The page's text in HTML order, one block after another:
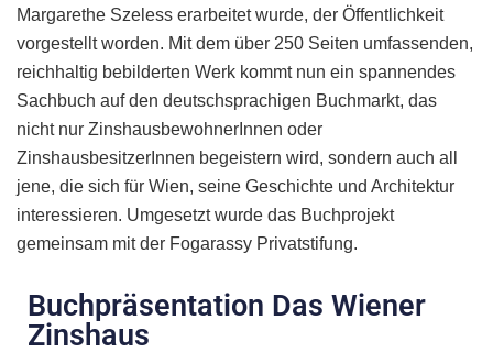
Margarethe Szeless erarbeitet wurde, der Öffentlichkeit
vorgestellt worden. Mit dem über 250 Seiten umfassenden,
reichhaltig bebilderten Werk kommt nun ein spannendes
Sachbuch auf den deutschsprachigen Buchmarkt, das
nicht nur ZinshausbewohnerInnen oder
ZinshausbesitzerInnen begeistern wird, sondern auch all
jene, die sich für Wien, seine Geschichte und Architektur
interessieren. Umgesetzt wurde das Buchprojekt
gemeinsam mit der Fogarassy Privatstifung.
Buchpräsentation Das Wiener
Zinshaus